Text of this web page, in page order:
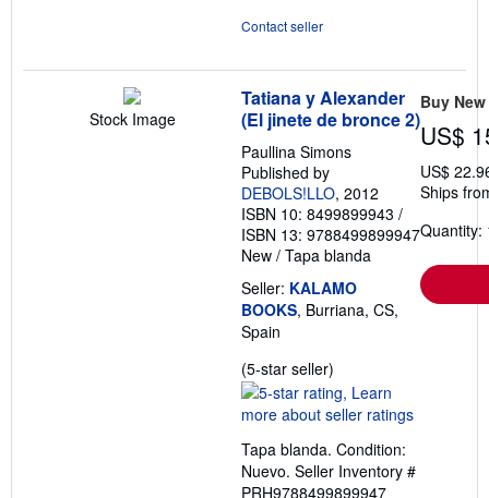
Contact seller
Stock Image
Tatiana y Alexander
(El jinete de bronce 2)
Paullina Simons
Published by
DEBOLS!LLO, 2012
ISBN 10: 8499899943 /
ISBN 13: 9788499899947
New / Tapa blanda
Seller: KALAMO
BOOKS, Burriana, CS,
Spain
(5-star seller)
rating
5
of
5
Tapa blanda. Condition:
Nuevo. Seller Inventory #
PRH9788499899947
Buy New
US$
US$
Ships
Quantity: